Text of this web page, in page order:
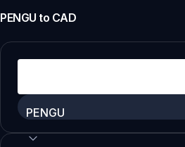
PENGU to CAD
PENGU